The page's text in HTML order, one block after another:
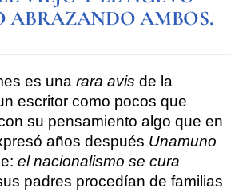
ABRAZANDO AMBOS.
es una rara avis de la
escritor como pocos que
su pensamiento algo que en
años después Unamuno
el nacionalismo se cura
padres procedían de familias